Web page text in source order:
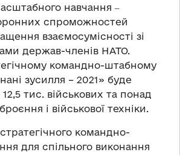
навчання ‒
спроможностей
взаємосумісності зі
держав-членів НАТО.
командно-штабному
зусилля – 2021» буде
тис. військових та понад
і військової техніки.
командно-
для спільного виконання